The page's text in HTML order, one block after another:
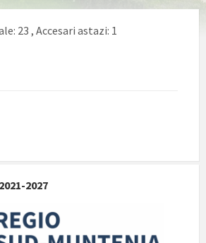
23, Accesari astazi: 1
2027